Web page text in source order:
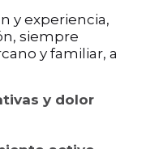
y experiencia,
siempre
y familiar, a
y dolor